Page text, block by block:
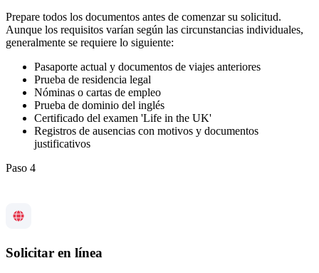
Prepare todos los documentos antes de comenzar su solicitud.
Aunque los requisitos varían según las circunstancias individuales,
generalmente se requiere lo siguiente:
Pasaporte actual y documentos de viajes anteriores
Prueba de residencia legal
Nóminas o cartas de empleo
Prueba de dominio del inglés
Certificado del examen 'Life in the UK'
Registros de ausencias con motivos y documentos
justificativos
Paso 4
Solicitar en línea